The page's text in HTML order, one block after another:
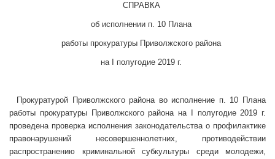
СПРАВКА
об исполнении п. 10 Плана
работы прокуратуры Приволжского района
на I полугодие 2019 г.
Прокуратурой Приволжского района во исполнение п. 10 Плана
работы прокуратуры Приволжского района на I полугодие 2019 г.
проведена проверка исполнения законодательства о профилактике
правонарушений несовершеннолетних, противодействии
распространению криминальной субкультуры среди молодежи,